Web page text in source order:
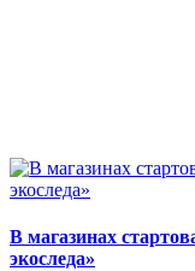
В магазинах
экоследа»